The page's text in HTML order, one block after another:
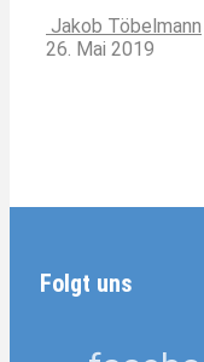
Jakob Töbelmann
26. Mai 2019
Folgt uns